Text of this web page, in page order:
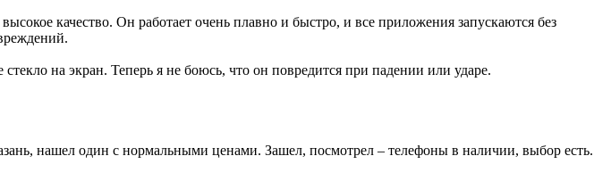
качество. Он работает очень плавно и быстро, и все приложения запускаются без
на экран. Теперь я не боюсь, что он повредится при падении или ударе.
нашел один с нормальными ценами. Зашел, посмотрел – телефоны в наличии, выбор есть.